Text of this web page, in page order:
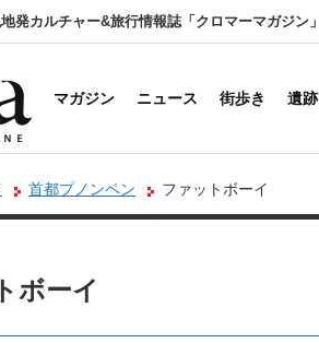
発カルチャー&旅行情報誌「クロマーマガジン」
マガジン ニュース 街歩き 遺跡
首都プノンペン ファットボーイ
ボーイ